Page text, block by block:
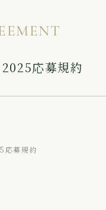
応募規約
応募規約